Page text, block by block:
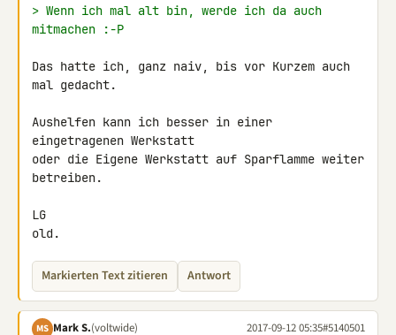
> Wenn ich mal alt bin, werde ich da auch
mitmachen :-P
Das hatte ich, ganz naiv, bis vor Kurzem auch
mal gedacht.
Aushelfen kann ich besser in einer
eingetragenen Werkstatt
oder die Eigene Werkstatt auf Sparflamme weiter
betreiben.
LG
old.
Markierten Text zitieren Antwort
MS Mark S.(voltwide) 2017-09-12 05:35#5140501